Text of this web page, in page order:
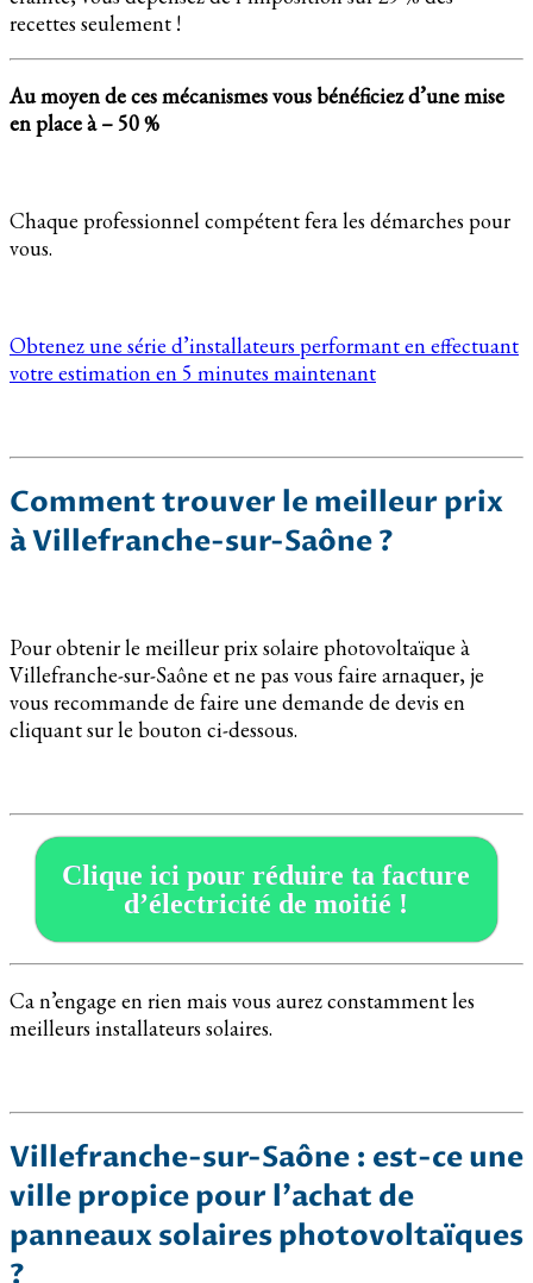
recettes seulement !
Au moyen de ces mécanismes vous bénéficiez d’une mise
en place à – 50 %
Chaque professionnel compétent fera les démarches pour
vous.
Obtenez une série d’installateurs performant en effectuant
votre estimation en 5 minutes maintenant
Comment trouver le meilleur prix
à Villefranche-sur-Saône ?
Pour obtenir le meilleur prix solaire photovoltaïque à
Villefranche-sur-Saône et ne pas vous faire arnaquer, je
vous recommande de faire une demande de devis en
cliquant sur le bouton ci-dessous.
Clique ici pour réduire ta facture
d’électricité de moitié !
Ca n’engage en rien mais vous aurez constamment les
meilleurs installateurs solaires.
Villefranche-sur-Saône : est-ce une
ville propice pour l’achat de
panneaux solaires photovoltaïques